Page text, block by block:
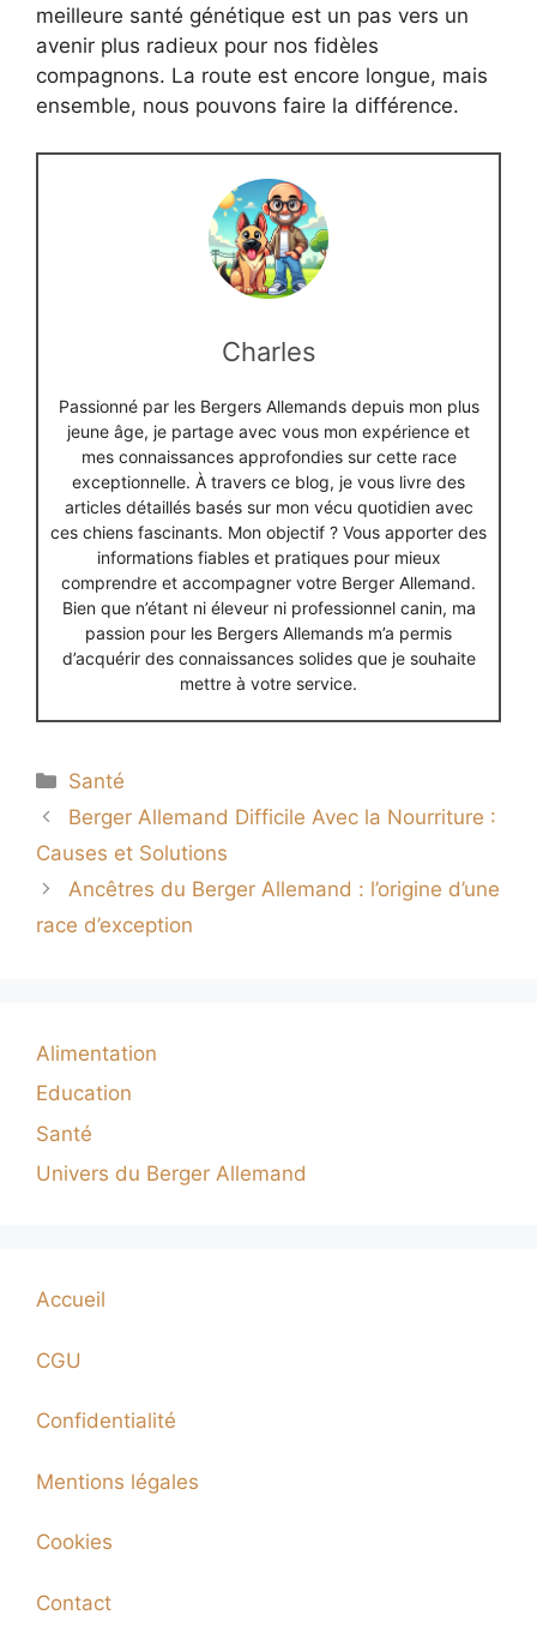
meilleure santé génétique est un pas vers un
avenir plus radieux pour nos fidèles
compagnons. La route est encore longue, mais
ensemble, nous pouvons faire la différence.
Charles
Passionné par les Bergers Allemands depuis mon plus
jeune âge, je partage avec vous mon expérience et
mes connaissances approfondies sur cette race
exceptionnelle. À travers ce blog, je vous livre des
articles détaillés basés sur mon vécu quotidien avec
ces chiens fascinants. Mon objectif ? Vous apporter des
informations fiables et pratiques pour mieux
comprendre et accompagner votre Berger Allemand.
Bien que n’étant ni éleveur ni professionnel canin, ma
passion pour les Bergers Allemands m’a permis
d’acquérir des connaissances solides que je souhaite
mettre à votre service.
Catégories
Santé
Berger Allemand Difficile Avec la Nourriture :
Causes et Solutions
Ancêtres du Berger Allemand : l’origine d’une
race d’exception
Alimentation
Education
Santé
Univers du Berger Allemand
Accueil
CGU
Confidentialité
Mentions légales
Cookies
Contact